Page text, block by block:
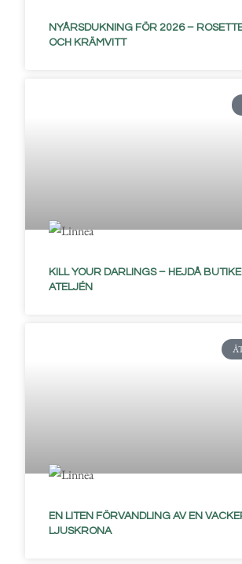
NYÅRSDUKNING FÖR 2026 –
OCH KRÄMVITT
KILL YOUR DARLINGS – HEJDÅ
ATELJÉN
EN LITEN FÖRVANDLING AV EN
LJUSKRONA